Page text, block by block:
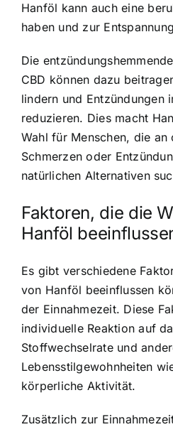
Hanföl kann auch eine
haben und zur
Die
CBD können dazu
lindern und Entzündungen
reduzieren. Dies macht
Wahl für Menschen, die an
Schmerzen oder
natürlichen Alternativen
Faktoren, die die
Hanföl
Es gibt verschiedene
von Hanföl beeinflussen
der Einnahmezeit. Diese
individuelle Reaktion auf
Stoffwechselrate und
Lebensstilgewohnheiten
körperliche Aktivität.
Zusätzlich zur